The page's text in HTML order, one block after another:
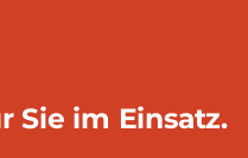
Sie im Einsatz.